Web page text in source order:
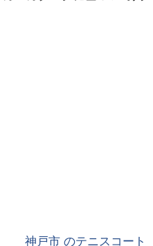
神戸市 のテニスコート